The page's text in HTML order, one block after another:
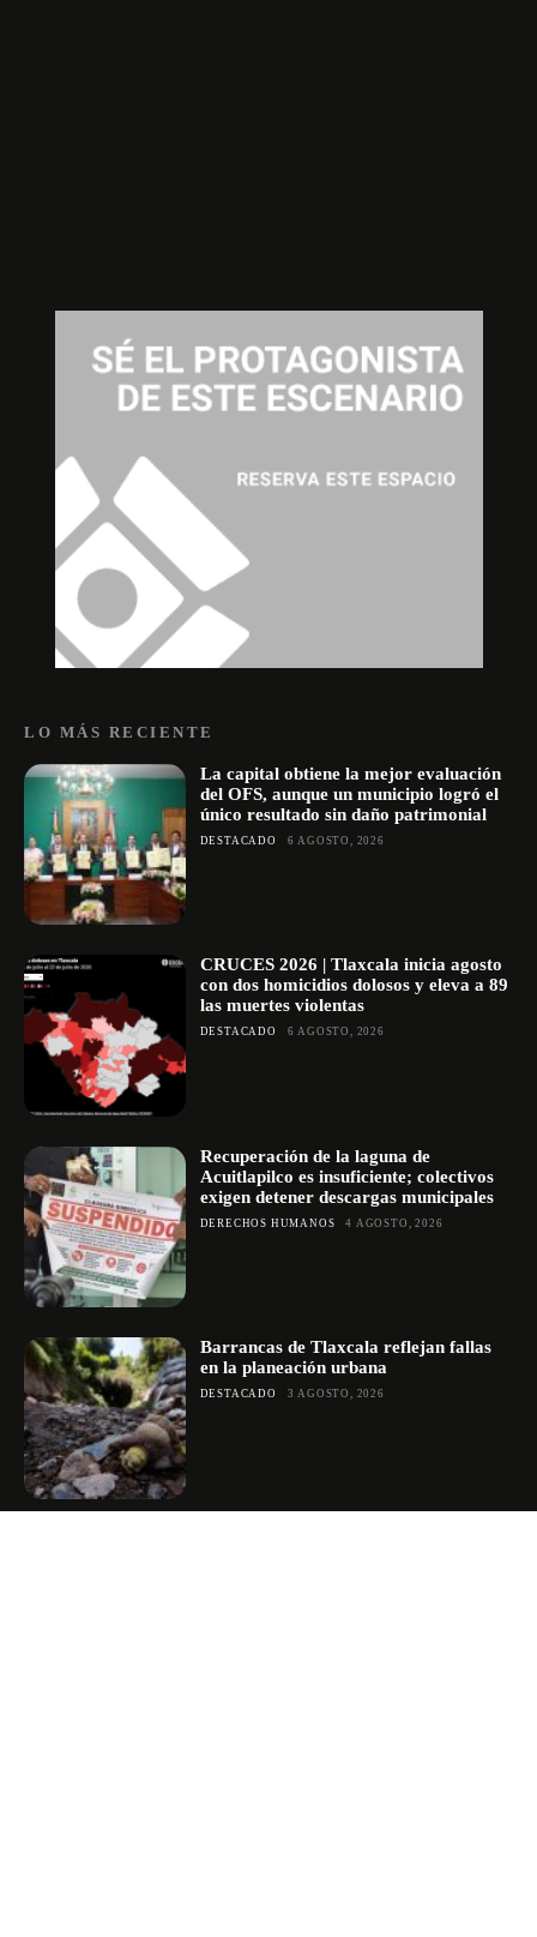
LO MÁS RECIENTE
La capital obtiene la mejor evaluación
del OFS, aunque un municipio logró el
único resultado sin daño patrimonial
DESTACADO 6 AGOSTO, 2026
CRUCES 2026 | Tlaxcala inicia agosto
con dos homicidios dolosos y eleva a 89
las muertes violentas
DESTACADO 6 AGOSTO, 2026
Recuperación de la laguna de
Acuitlapilco es insuficiente; colectivos
exigen detener descargas municipales
DERECHOS HUMANOS 4 AGOSTO, 2026
Barrancas de Tlaxcala reflejan fallas
en la planeación urbana
DESTACADO 3 AGOSTO, 2026